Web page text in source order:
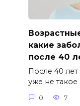
какие
после 40
После 40
уже не такое
0 7